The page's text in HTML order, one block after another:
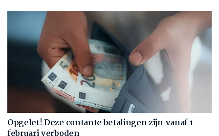
Opgelet! Deze contante betalingen zijn vanaf 1